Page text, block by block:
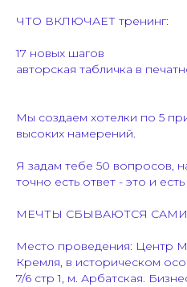
ЧТО ВКЛЮЧАЕТ тренинг:
17 новых шагов
авторская табличка в
Мы создаем хотелки по 5
высоких намерений.
Я задам тебе 50 вопросов,
точно есть ответ - это и
МЕЧТЫ СБЫВАЮТСЯ
Место проведения: Центр
Кремля, в историческом
7/6 стр 1, м. Арбатская.